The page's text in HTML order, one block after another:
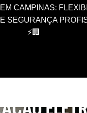
CAMPINAS:
SEGURANÇA
⚡🏢